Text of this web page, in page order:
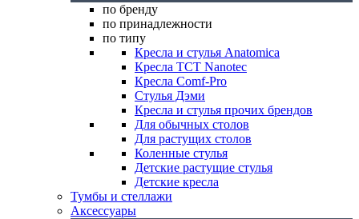
по бренду
по принадлежности
по типу
Кресла и стулья Anatomica
Кресла TCT Nanotec
Кресла Comf-Pro
Стулья Дэми
Кресла и стулья прочих брендов
Для обычных столов
Для растущих столов
Коленные стулья
Детские растущие стулья
Детские кресла
Тумбы и стеллажи
Аксессуары